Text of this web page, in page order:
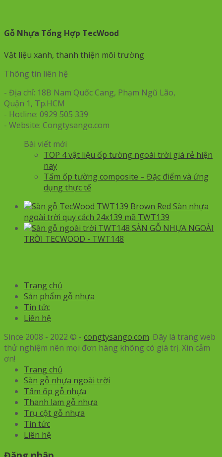
Gỗ Nhựa Tổng Hợp TecWood
Vật liệu xanh, thanh thiện môi trường
Thông tin liên hệ
- Địa chỉ: 18B Nam Quốc Cang, Phạm Ngũ Lão,
Quận 1, Tp.HCM
- Hotline: 0929 505 339
- Website: Congtysango.com
Bài viết mới
TOP 4 vật liệu ốp tường ngoài trời giá rẻ hiện
nay
Tấm ốp tường composite – Đặc điểm và ứng
dụng thực tế
Sàn nhựa
ngoài trời quy cách 24x139 mã TWT139
SÀN GỖ NHỰA NGOÀI
TRỜI TECWOOD - TWT148
Trang chủ
Sản phẩm gỗ nhựa
Tin tức
Liên hệ
Since 2008 - 2022 © - congtysango.com. Đây là trang web
thử nghiệm nên mọi đơn hàng không có giá trị. Xin cảm
ơn!
Trang chủ
Sàn gỗ nhựa ngoài trời
Tấm ốp gỗ nhựa
Thanh lam gỗ nhựa
Trụ cột gỗ nhựa
Tin tức
Liên hệ